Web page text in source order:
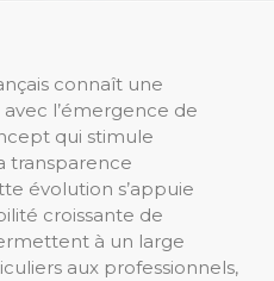
connaît une
l’émergence de
qui stimule
transparence
évolution s’appuie
croissante de
à un large
aux professionnels,